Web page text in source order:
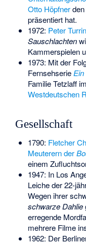
Otto Höpfnerden
präsentiert hat.
1972: Peter
Sauschlachten
Kammerspielen
1973: Mit der
FernsehserieEin
Familie Tetzlaff im
Westdeutschen
Gesellschaft
1790: Fletcher
Meuterern der
einem
1947: In Los
Leiche der 22-
Wegen ihrer
schwarze Dahlie
erregende
mehrere Filme
1962: Der